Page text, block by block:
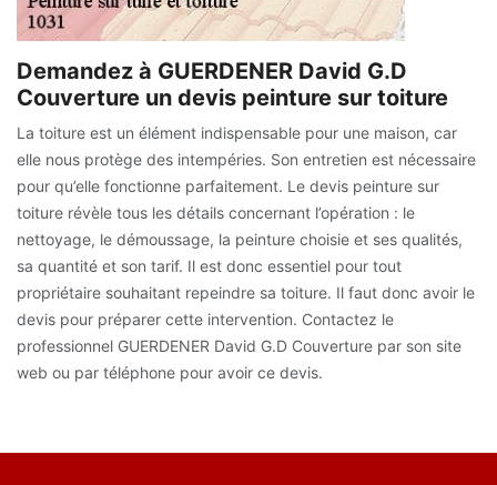
Demandez à GUERDENER David G.D
Couverture un devis peinture sur toiture
La toiture est un élément indispensable pour une maison, car
elle nous protège des intempéries. Son entretien est nécessaire
pour qu’elle fonctionne parfaitement. Le devis peinture sur
toiture révèle tous les détails concernant l’opération : le
nettoyage, le démoussage, la peinture choisie et ses qualités,
sa quantité et son tarif. Il est donc essentiel pour tout
propriétaire souhaitant repeindre sa toiture. Il faut donc avoir le
devis pour préparer cette intervention. Contactez le
professionnel GUERDENER David G.D Couverture par son site
web ou par téléphone pour avoir ce devis.